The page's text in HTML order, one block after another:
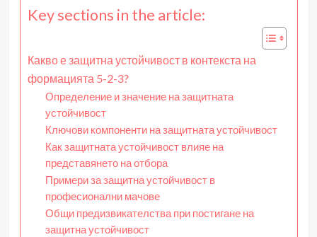
Key sections in the article:
Какво е защитна устойчивост в контекста на
формацията 5-2-3?
Определение и значение на защитната
устойчивост
Ключови компоненти на защитната устойчивост
Как защитната устойчивост влияе на
представянето на отбора
Примери за защитна устойчивост в
професионални мачове
Общи предизвикателства при постигане на
защитна устойчивост